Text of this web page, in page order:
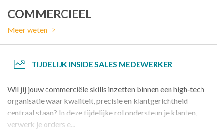
COMMERCIEEL
Meer weten
TIJDELIJK INSIDE SALES MEDEWERKER
Wil jij jouw commerciële skills inzetten binnen een high‑tech
organisatie waar kwaliteit, precisie en klantgerichtheid
centraal staan? In deze tijdelijke rol ondersteun je klanten,
verwerk je orders e...